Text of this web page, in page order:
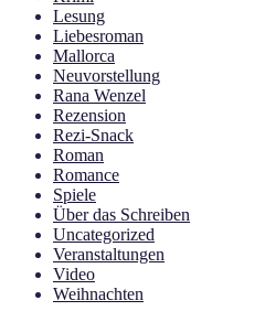
Lesung
Liebesroman
Mallorca
Neuvorstellung
Rana Wenzel
Rezension
Rezi-Snack
Roman
Romance
Spiele
Über das Schreiben
Uncategorized
Veranstaltungen
Video
Weihnachten